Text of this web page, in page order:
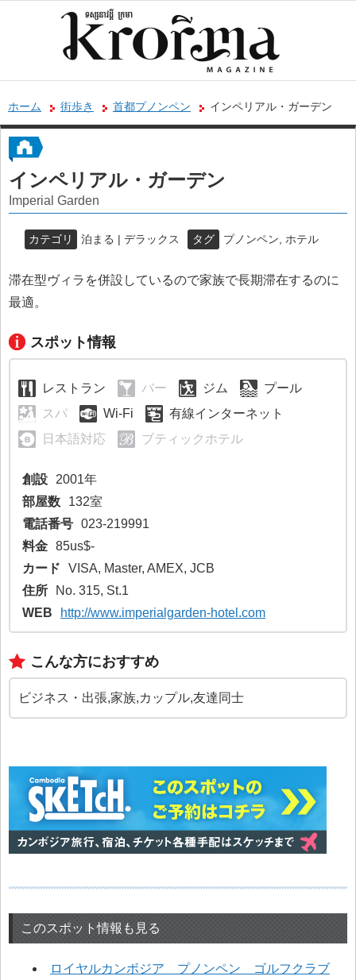
ホーム 街歩き 首都プノンペン インペリアル・ガーデン
インペリアル・ガーデン
Imperial Garden
カテゴリ 泊まる | デラックス タグ プノンペン ホテル
滞在型ヴィラを併設しているので家族で長期滞在するのに
最適。
スポット情報
レストラン バー ジム
プール
スパ
Wi-Fi
有線インターネット
日本語対応
ブティックホテル
創設
2001年
部屋数
132室
電話番号 023-219991
料金 85us$-
カード
VISA, Master, AMEX, JCB
住所
No. 315, St.1
WEB
http://www.imperialgarden-hotel.com
こんな方におすすめ
ビジネス・出張,家族,カップル,友達同士
このスポット情報も見る
ロイヤルカンボジア プノンペン ゴルフクラブ